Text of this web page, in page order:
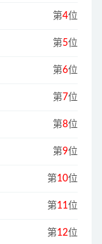
第4位
第5位
第6位
第7位
第8位
第9位
第10位
第11位
第12位